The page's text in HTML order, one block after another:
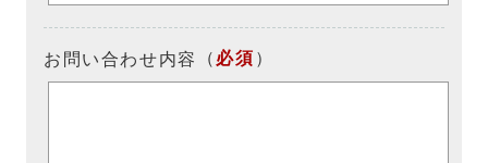
お問い合わせ内容 （ 必須 ）